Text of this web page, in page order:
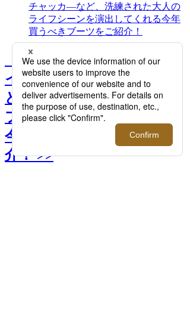
チャッカ―など、洗練された大人の
ライフシーンを演出してくれる今年
買うべきブーツをご紹介！
【特集】“JUST WANT”サ
イドゴア・チャッカ―な
ど、洗練された大人のライ
フシーンを演出してくれる
今年買うべきブーツをご紹
介！ >>